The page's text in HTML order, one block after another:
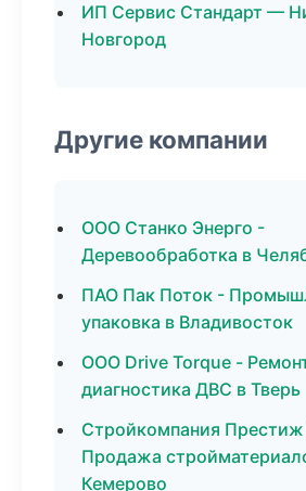
ИП Сервис Стандарт —
Новгород
Другие компании
ООО Станко Энерго -
Деревообработка в
ПАО Пак Поток -
упаковка в Владивосток
ООО Drive Torque -
диагностика ДВС в Тверь
Стройкомпания
Продажа
Кемерово